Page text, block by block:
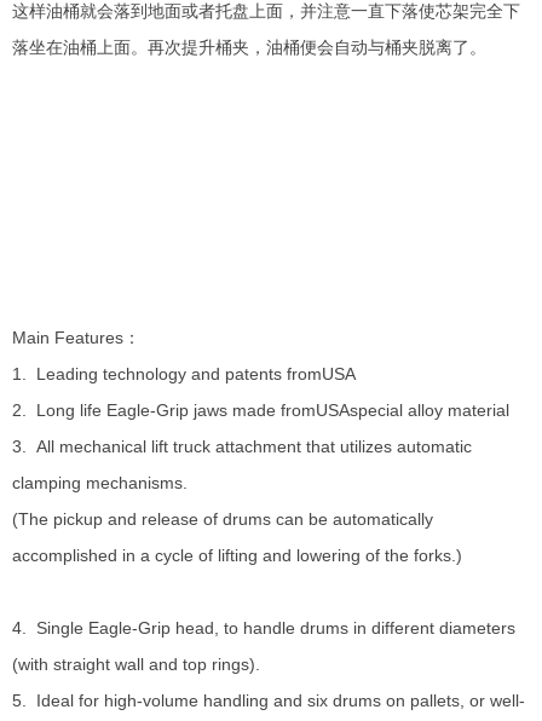
这样油桶就会落到地面或者托盘上面，并注意一直下落使芯架完全下
落坐在油桶上面。再次提升桶夹，油桶便会自动与桶夹脱离了。
Main Features：
1. Leading technology and patents fromUSA
2. Long life Eagle-Grip jaws made fromUSAspecial alloy material
3. All mechanical lift truck attachment that utilizes automatic
clamping mechanisms.
(The pickup and release of drums can be automatically
accomplished in a cycle of lifting and lowering of the forks.)
4. Single Eagle-Grip head, to handle drums in different diameters
(with straight wall and top rings).
5. Ideal for high-volume handling and six drums on pallets, or well-